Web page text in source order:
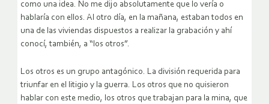
como una idea. No me dijo absolutamente que lo vería o
hablaría con ellos. Al otro día, en la mañana, estaban todos en
una de las viviendas dispuestos a realizar la grabación y ahí
conocí, también, a “los otros”.
Los otros es un grupo antagónico. La división requerida para
triunfar en el litigio y la guerra. Los otros que no quisieron
hablar con este medio, los otros que trabajan para la mina, que